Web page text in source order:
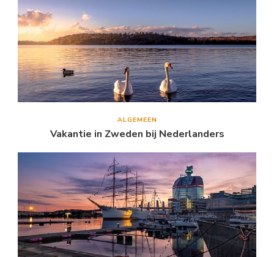
ALGEMEEN
Vakantie in Zweden bij Nederlanders